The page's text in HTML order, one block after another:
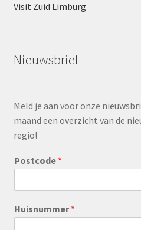
Visit Zuid Limburg
Nieuwsbrief
Meld je aan voor onze
maand een overzicht van de
regio!
Postcode *
Huisnummer*